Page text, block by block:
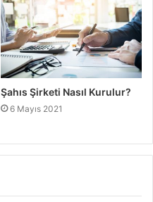
Şahıs Şirketi Nasıl Kurulur?
6 Mayıs 2021